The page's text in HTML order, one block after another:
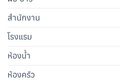
สำนักงาน
โรงแรม
ห้องน้ำ
ห้องครัว